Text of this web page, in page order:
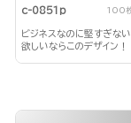
c-0851p 100
ビジネスなのに堅すぎな
欲しいならこのデザイン！